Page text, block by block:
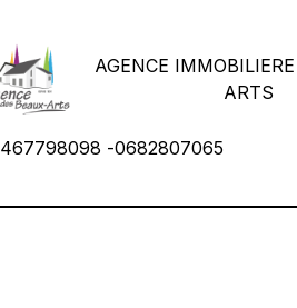
AGENCE
ARTS
-0682807065